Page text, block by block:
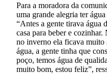
Para a moradora da
uma grande alegria ter
“Antes a gente tirava água
casa para beber e cozinhar.
no inverno ela ficava muito
água, a gente tinha que
poço, temos água de
muito bom, estou feliz”,